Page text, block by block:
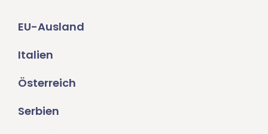
EU-Ausland
Italien
Österreich
Serbien